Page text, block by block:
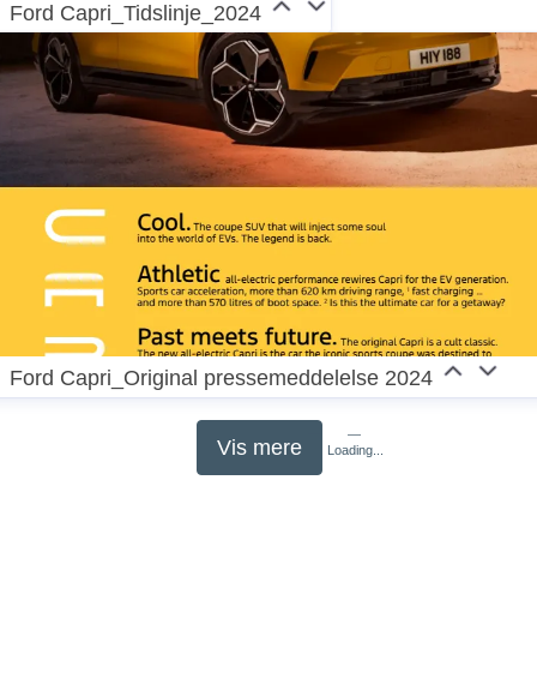
Ford Capri_Tidslinje_2024
Ford Capri_Original pressemeddelelse 2024
Vis mere Loading...